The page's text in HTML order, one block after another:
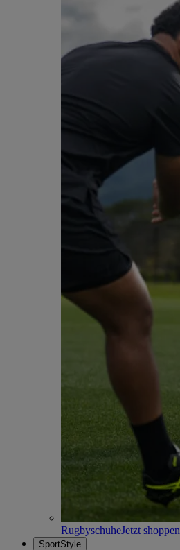
RugbyschuheJetzt shoppen
SportStyle